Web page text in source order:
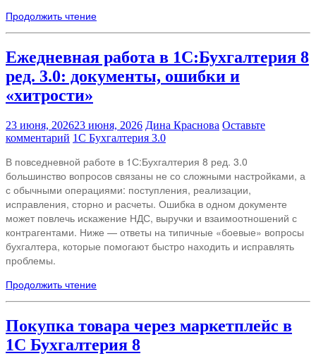
Продолжить чтение
Ежедневная работа в 1С:Бухгалтерия 8
ред. 3.0: документы, ошибки и
«хитрости»
23 июня, 202623 июня, 2026 Дина Краснова Оставьте
комментарий 1С Бухгалтерия 3.0
В повседневной работе в 1С:Бухгалтерия 8 ред. 3.0
большинство вопросов связаны не со сложными настройками, а
с обычными операциями: поступления, реализации,
исправления, сторно и расчеты. Ошибка в одном документе
может повлечь искажение НДС, выручки и взаимоотношений с
контрагентами. Ниже — ответы на типичные «боевые» вопросы
бухгалтера, которые помогают быстро находить и исправлять
проблемы.
Продолжить чтение
Покупка товара через маркетплейс в
1С Бухгалтерия 8